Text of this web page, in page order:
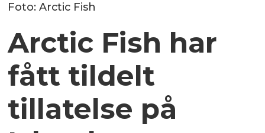
Foto: Arctic Fish
Arctic Fish har
fått tildelt
tillatelse på